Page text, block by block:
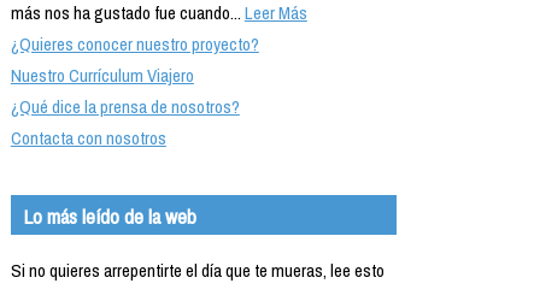
más nos ha gustado fue cuando...Leer Más
¿Quieres conocer nuestro proyecto?
Nuestro Currículum Viajero
¿Qué dice la prensa de nosotros?
Contacta con nosotros
Lo más leído de la web
Si no quieres arrepentirte el día que te mueras, lee esto